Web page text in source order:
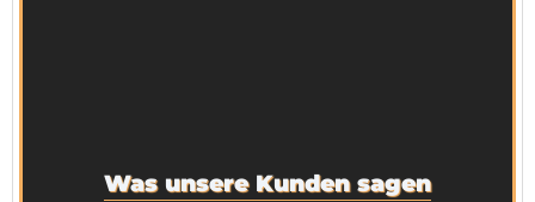
Was unsere Kunden sagen